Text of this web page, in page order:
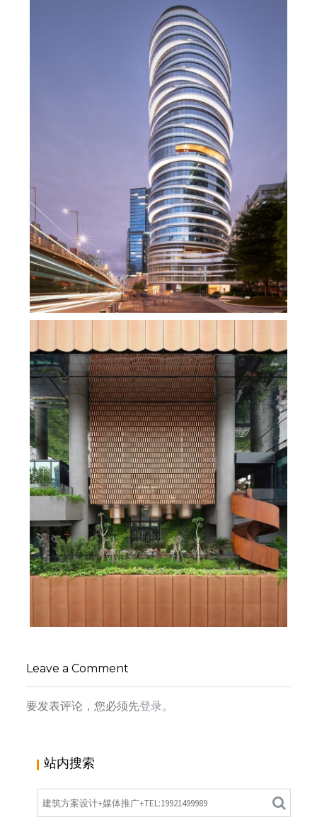
游艇之家’,直升机、游艇码头、45秒直达顶层！
居住建筑,建筑设计
270°全海景办公，香港罗氏集团KTR350大厦，
改写观塘天际线，脚下就是维多利亚港！
建筑设计,未分类
小寻同学
Leave a Comment
要发表评论，您必须先登录。
站内搜索